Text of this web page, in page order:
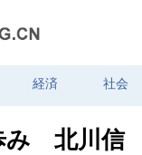
経済 社会
み 北川信